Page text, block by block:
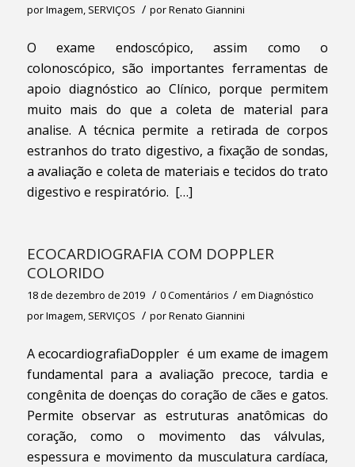
por Imagem, SERVIÇOS / porRenato Giannini
O exame endoscópico, assim como o
colonoscópico, são importantes ferramentas de
apoio diagnóstico ao Clínico, porque permitem
muito mais do que a coleta de material para
analise. A técnica permite a retirada de corpos
estranhos do trato digestivo, a fixação de sondas,
a avaliação e coleta de materiais e tecidos do trato
digestivo e respiratório. […]
ECOCARDIOGRAFIA COM DOPPLER
COLORIDO
18 de dezembro de 2019 / 0 Comentários / em Diagnóstico
por Imagem, SERVIÇOS / porRenato Giannini
A ecocardiografiaDoppler é um exame de imagem
fundamental para a avaliação precoce, tardia e
congênita de doenças do coração de cães e gatos.
Permite observar as estruturas anatômicas do
coração, como o movimento das válvulas,
espessura e movimento da musculatura cardíaca,